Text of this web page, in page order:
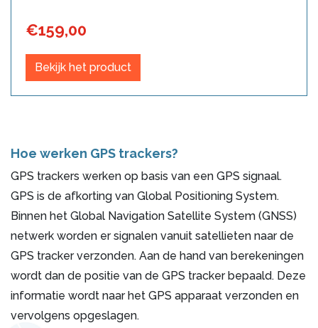
€159,00
Bekijk het product
Hoe werken GPS trackers?
GPS trackers werken op basis van een GPS signaal.
GPS is de afkorting van Global Positioning System.
Binnen het Global Navigation Satellite System (GNSS)
netwerk worden er signalen vanuit satellieten naar de
GPS tracker verzonden. Aan de hand van berekeningen
wordt dan de positie van de GPS tracker bepaald. Deze
informatie wordt naar het GPS apparaat verzonden en
vervolgens opgeslagen.